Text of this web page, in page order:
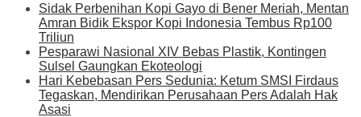
Sidak Perbenihan Kopi Gayo di Bener Meriah, Mentan
Amran Bidik Ekspor Kopi Indonesia Tembus Rp100
Triliun
Pesparawi Nasional XIV Bebas Plastik, Kontingen
Sulsel Gaungkan Ekoteologi
Hari Kebebasan Pers Sedunia: Ketum SMSI Firdaus
Tegaskan, Mendirikan Perusahaan Pers Adalah Hak
Asasi